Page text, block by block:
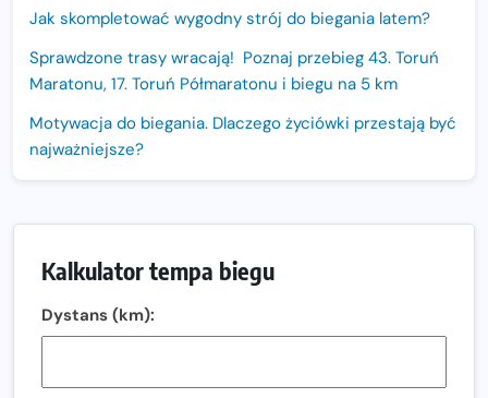
Jak skompletować wygodny strój do biegania latem?
Sprawdzone trasy wracają! Poznaj przebieg 43. Toruń
Maratonu, 17. Toruń Półmaratonu i biegu na 5 km
Motywacja do biegania. Dlaczego życiówki przestają być
najważniejsze?
Sprawdzony przebieg i profil stworzony do szybkiego
biegania
Amazfit Balance 3: Kompleksowe narzędzie dla biegacza
Kalkulator tempa biegu
Dystans (km):